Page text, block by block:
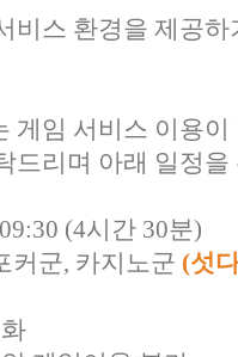
비스 환경을 제공
게임 서비스 이용
드리며 아래 일정
(4시간 30분)
커군, 카지노군 (섯